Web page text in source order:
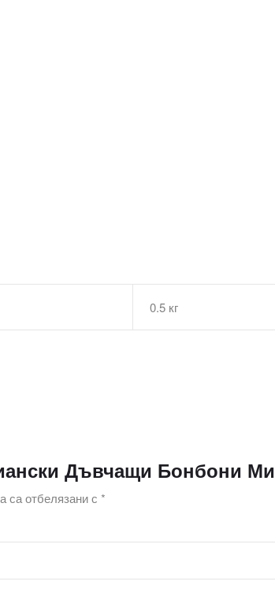
0.5 кг
Дъвчащи Бонбони
са отбелязани с *